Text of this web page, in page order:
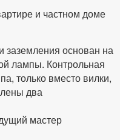
и частном доме
заземления основан на
лампы. Контрольная
только вместо вилки,
два